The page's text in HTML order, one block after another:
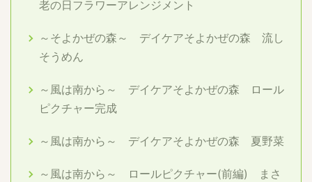
老の日フラワーアレンジメント
～そよかぜの森～ デイケアそよかぜの森 流し
そうめん
～風は南から～ デイケアそよかぜの森 ロール
ピクチャー完成
～風は南から～ デイケアそよかぜの森 夏野菜
～風は南から～ ロールピクチャー(前編) まさ